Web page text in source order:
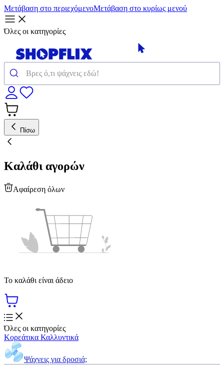
Μετάβαση στο περιεχόμενοΜετάβαση στο κυρίως μενού
Όλες οι κατηγορίες
Πίσω
Καλάθι αγορών
Αφαίρεση όλων
Το καλάθι είναι άδειο
Όλες οι κατηγορίες
Κορεάτικα Καλλυντικά
Ψάχνεις για δροσιά;